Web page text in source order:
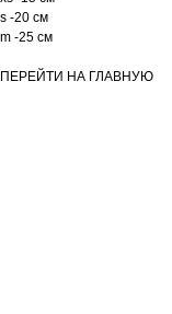
s -20 см
m -25 см
ПЕРЕЙТИ НА ГЛАВНУЮ